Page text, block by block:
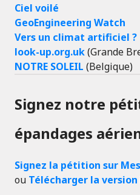
Ciel voilé
GeoEngineering Watch
Vers un climat artificiel ?
look-up.org.uk(Grande
NOTRE SOLEIL (Belgique)
Signez notre
épandages
Signez la pétition sur
ou Télécharger la